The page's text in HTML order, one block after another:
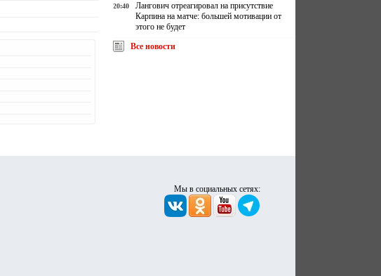
20:40
Лангович отреагировал на присутствие
Карпина на матче: большей мотивации от
этого не будет
Все новости
Мы в социальных сетях: